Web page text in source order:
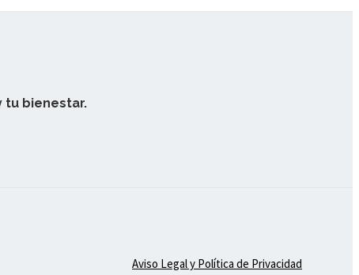
tu bienestar.
Aviso Legal y Política de Privacidad